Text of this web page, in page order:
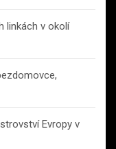
linkách v okolí
Evropy v